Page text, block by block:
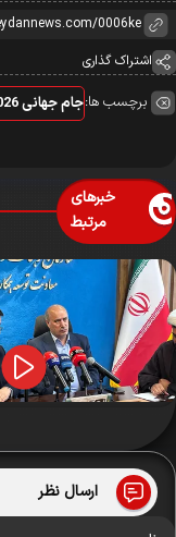
اشتراک گذاری
برچسب ها:جام جهانی 2026
خبرهای
مرتبط
ارسال نظر